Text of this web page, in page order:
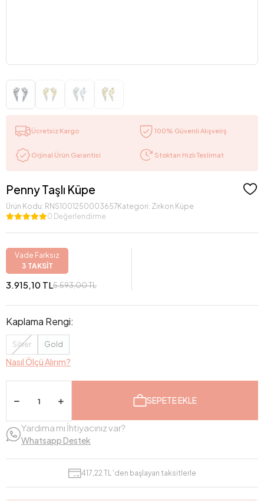
Ücretsiz Kargo 100% Güvenli Alışveirş
Orjinal Ürün Garantisi Stoktan Hızlı Teslimat
Penny Taşlı Küpe
Ürün Kodu: RNS1001250003657Kategori: Zirkon Küpe
0 Değerlendirme
Vade Farksız
3 TAKSİT
3.915,10 TL5.593,00 TL
Kaplama Rengi:
Silver Gold
Nasıl Ölçü Alırım?
SEPETE EKLE
Yardıma mı İhtiyacınız var?
Whatsapp Destek
417,22 TL 'den başlayan taksitlerle